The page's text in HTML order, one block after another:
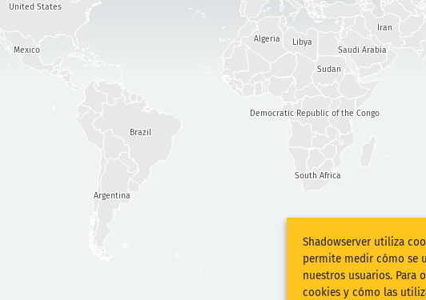
Argentina
Democratic Republic of the Congo
South Africa
Brazil
Libya
Sudan
Iran
Saudi Arabia
Algeria
United States
Mexico
Shadowserver utiliza
permite medir cómo se
nuestros usuarios. Para
cookies y cómo las